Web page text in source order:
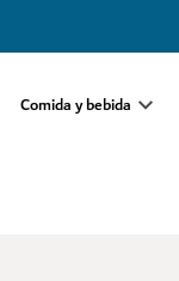
Comida y bebida